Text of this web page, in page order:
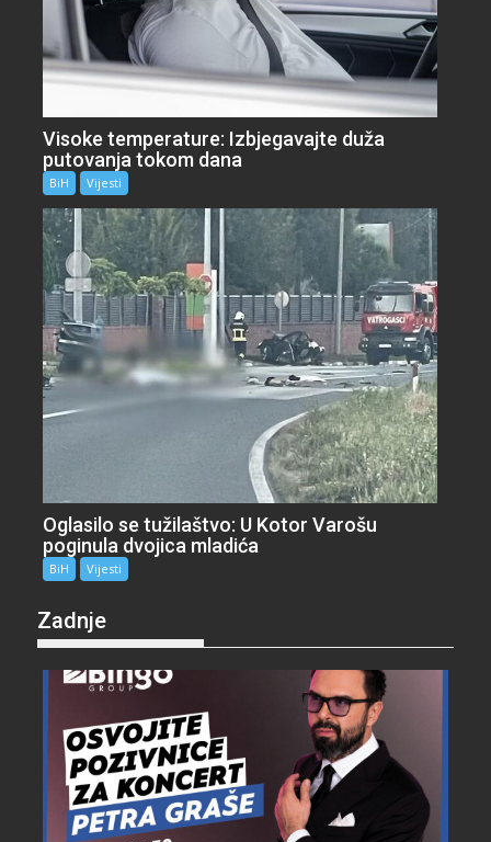
Visoke temperature: Izbjegavajte duža
putovanja tokom dana
BiH Vijesti
Oglasilo se tužilaštvo: U Kotor Varošu
poginula dvojica mladića
BiH Vijesti
Zadnje